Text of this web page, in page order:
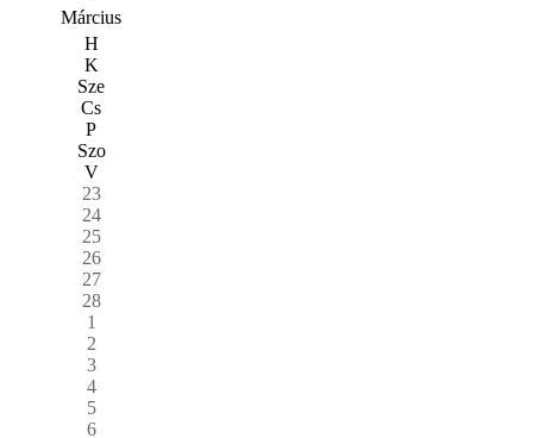
Március
H
K
Sze
Cs
P
Szo
V
23
24
25
26
27
28
1
2
3
4
5
6